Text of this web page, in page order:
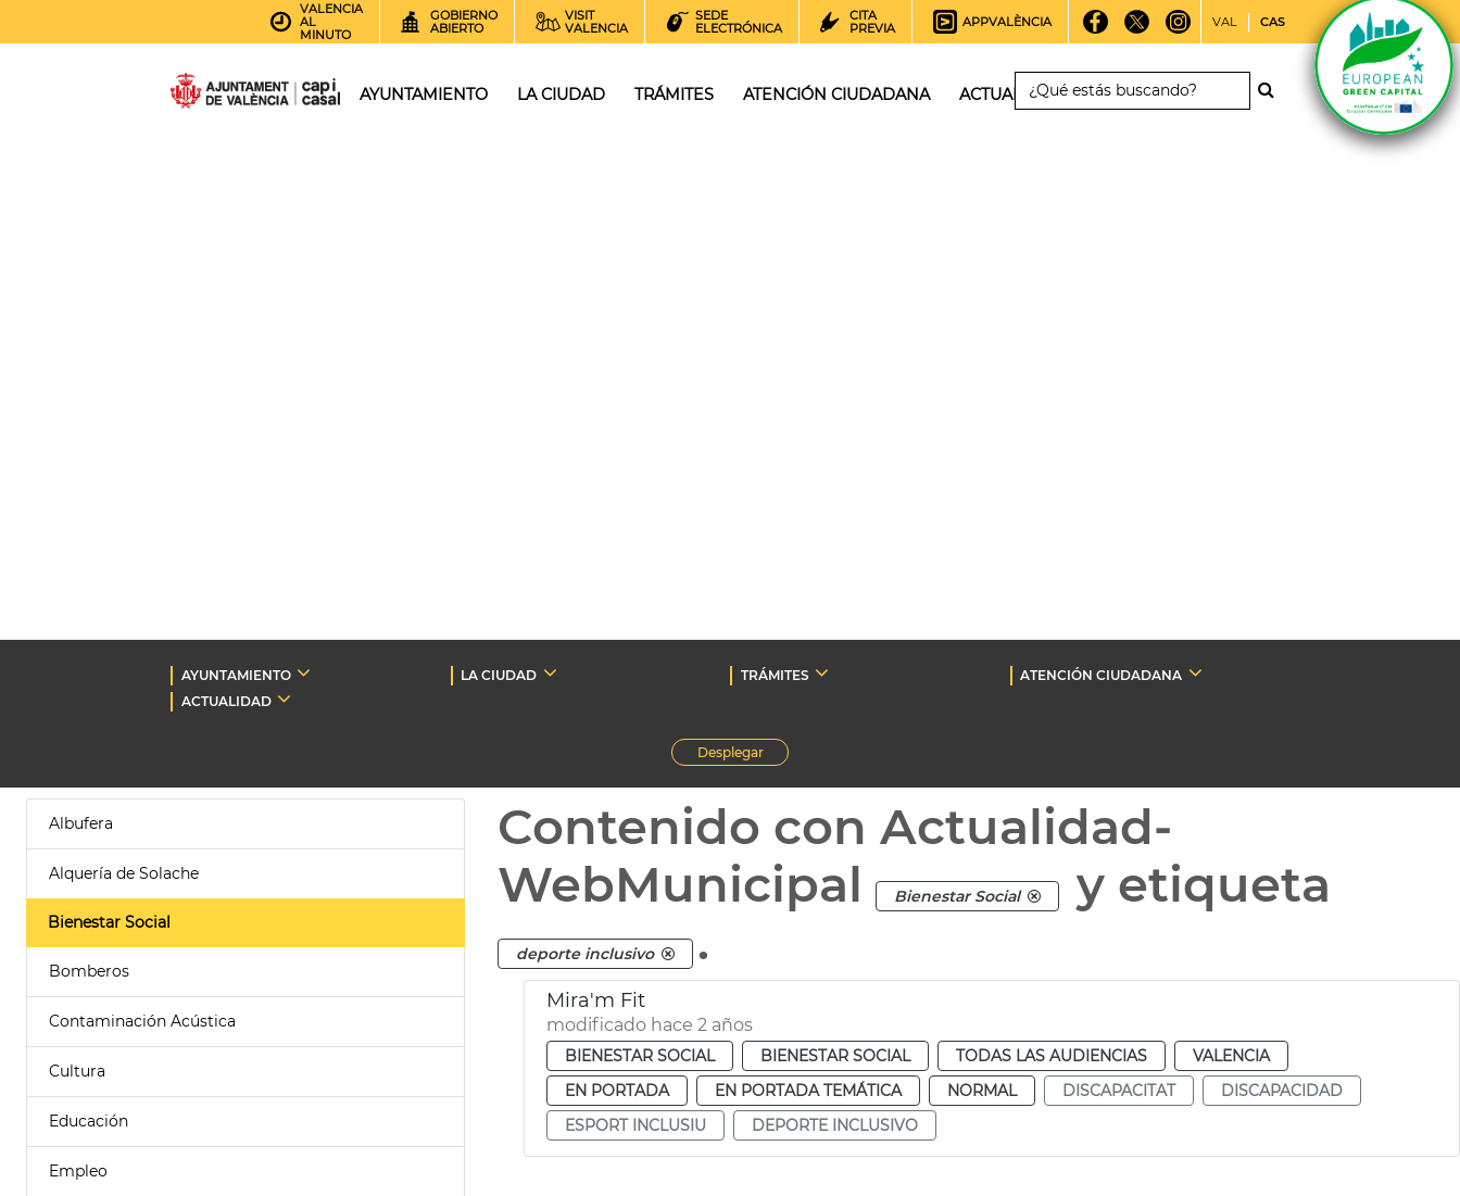
VALENCIA
AL
MINUTO
GOBIERNO
ABIERTO
VISIT
VALENCIA
SEDE
ELECTRÓNICA
CITA
PREVIA
APPVALÈNCIA VAL CAS
AYUNTAMIENTO LA CIUDAD TRÁMITES ATENCIÓN CIUDADANA ACTUALIDAD
AYUNTAMIENTO LA CIUDAD TRÁMITES
ATENCIÓN CIUDADANA
ACTUALIDAD
Desplegar
Albufera
Alquería de Solache
Bienestar Social
Bomberos
Contaminación Acústica
Cultura
Educación
Empleo
Contenido con Actualidad-
WebMunicipal
Bienestar Social y etiqueta
deporte inclusivo .
Mira'm Fit
modificado hace 2 años
BIENESTAR SOCIAL BIENESTAR SOCIAL TODAS LAS AUDIENCIAS
VALENCIA
EN PORTADA
EN PORTADA TEMÁTICA NORMAL DISCAPACITAT
DISCAPACIDAD
ESPORT INCLUSIU
DEPORTE INCLUSIVO